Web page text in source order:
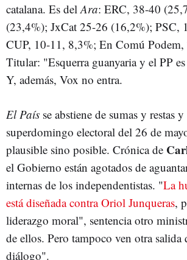
catalana. Es del Ara: ERC, 38-40
(23,4%); JxCat 25-26 (16,2%); PSC,
CUP, 10-11, 8,3%; En Comú
Titular: "Esquerra guanyaria y el PP
Y, además, Vox no entra.
El País se abstiene de sumas y restas
superdomingo electoral del 26 de
plausible sino posible. Crónica de
el Gobierno están agotados de
internas de los independentistas. "La
está diseñada contra Oriol Junqueras,
liderazgo moral", sentencia otro
de ellos. Pero tampoco ven otra salida
diálogo".